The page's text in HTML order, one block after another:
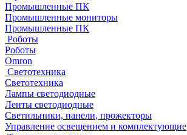
Промышленные ПК
Промышленные мониторы
Промышленные ПК
Роботы
Роботы
Omron
Светотехника
Светотехника
Лампы светодиодные
Ленты светодиодные
Светильники, панели, прожекторы
Управление освещением и комплектующие